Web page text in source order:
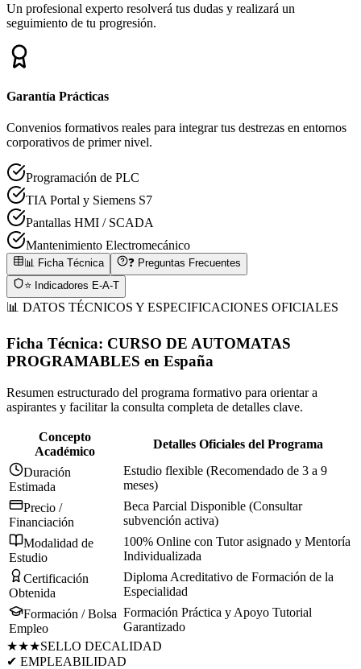
Un profesional experto resolverá tus dudas y realizará un
seguimiento de tu progresión.
Garantía Prácticas
Convenios formativos reales para integrar tus destrezas en entornos
corporativos de primer nivel.
Programación de PLC
TIA Portal y Siemens S7
Pantallas HMI / SCADA
Mantenimiento Electromecánico
📊 Ficha Técnica
❓ Preguntas Frecuentes
⭐ Indicadores E-A-T
📊 DATOS TÉCNICOS Y ESPECIFICACIONES OFICIALES
Ficha Técnica: CURSO DE AUTOMATAS
PROGRAMABLES en España
Resumen estructurado del programa formativo para orientar a
aspirantes y facilitar la consulta completa de detalles clave.
Concepto
Académico
Detalles Oficiales del Programa
Duración
Estimada
Estudio flexible (Recomendado de 3 a 9
meses)
Precio /
Financiación
Beca Parcial Disponible (Consultar
subvención activa)
Modalidad de
Estudio
100% Online con Tutor asignado y Mentoría
Individualizada
Certificación
Obtenida
Diploma Acreditativo de Formación de la
Especialidad
Formación / Bolsa
Empleo
Formación Práctica y Apoyo Tutorial
Garantizado
★★★SELLO DECALIDAD
✔ EMPLEABILIDAD